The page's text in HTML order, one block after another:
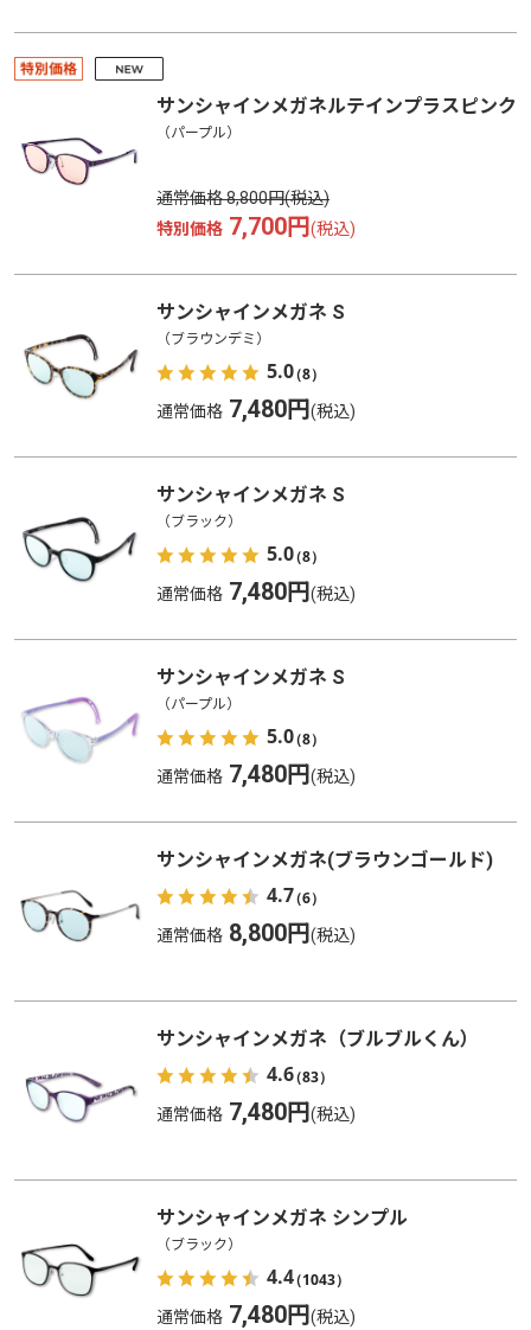
サンシャインメガネルテインプラスピンク
（パープル）
特別価格 7,700円
通常価格8,800円
サンシャインメガネ S
（ブラウンデミ）
5.0（8）
通常価格 7,480円
サンシャインメガネ S
（ブラック）
5.0（8）
通常価格 7,480円
サンシャインメガネ S
（パープル）
5.0（8）
通常価格 7,480円
サンシャインメガネ(ブラウンゴールド)
4.7（6）
通常価格 8,800円
サンシャインメガネ（ブルブルくん）
4.6（83）
通常価格 7,480円
サンシャインメガネ シンプル
（ブラック）
4.4（1043）
通常価格 7,480円